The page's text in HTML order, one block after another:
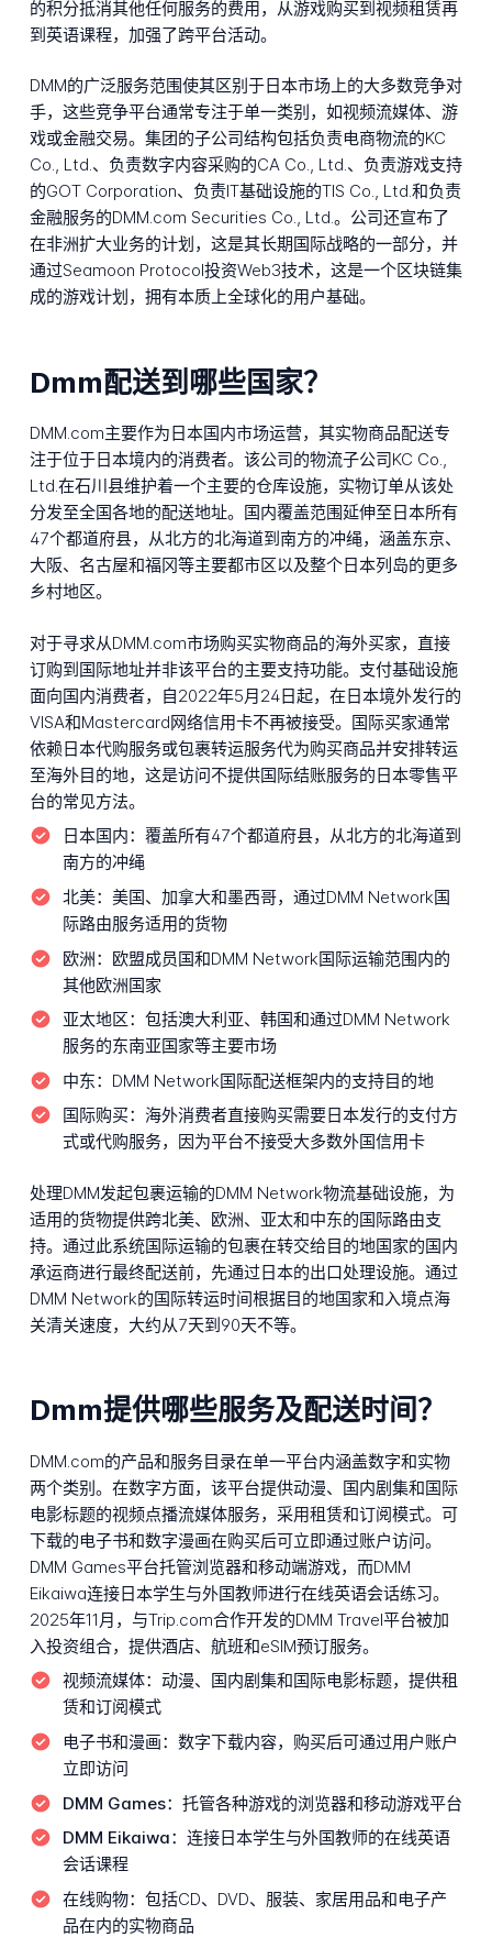
的积分抵消其他任何服务的费用，从游戏购买到视频租赁再
到英语课程，加强了跨平台活动。
DMM的广泛服务范围使其区别于日本市场上的大多数竞争对
手，这些竞争平台通常专注于单一类别，如视频流媒体、游
戏或金融交易。集团的子公司结构包括负责电商物流的KC
Co., Ltd.、负责数字内容采购的CA Co., Ltd.、负责游戏支持
的GOT Corporation、负责IT基础设施的TIS Co., Ltd.和负责
金融服务的DMM.com Securities Co., Ltd.。公司还宣布了
在非洲扩大业务的计划，这是其长期国际战略的一部分，并
通过Seamoon Protocol投资Web3技术，这是一个区块链集
成的游戏计划，拥有本质上全球化的用户基础。
Dmm配送到哪些国家？
DMM.com主要作为日本国内市场运营，其实物商品配送专
注于位于日本境内的消费者。该公司的物流子公司KC Co.,
Ltd.在石川县维护着一个主要的仓库设施，实物订单从该处
分发至全国各地的配送地址。国内覆盖范围延伸至日本所有
47个都道府县，从北方的北海道到南方的冲绳，涵盖东京、
大阪、名古屋和福冈等主要都市区以及整个日本列岛的更多
乡村地区。
对于寻求从DMM.com市场购买实物商品的海外买家，直接
订购到国际地址并非该平台的主要支持功能。支付基础设施
面向国内消费者，自2022年5月24日起，在日本境外发行的
VISA和Mastercard网络信用卡不再被接受。国际买家通常
依赖日本代购服务或包裹转运服务代为购买商品并安排转运
至海外目的地，这是访问不提供国际结账服务的日本零售平
台的常见方法。
日本国内： 覆盖所有47个都道府县，从北方的北海道到
南方的冲绳
北美： 美国、加拿大和墨西哥，通过DMM Network国
际路由服务适用的货物
欧洲： 欧盟成员国和DMM Network国际运输范围内的
其他欧洲国家
亚太地区： 包括澳大利亚、韩国和通过DMM Network
服务的东南亚国家等主要市场
中东： DMM Network国际配送框架内的支持目的地
国际购买： 海外消费者直接购买需要日本发行的支付方
式或代购服务，因为平台不接受大多数外国信用卡
处理DMM发起包裹运输的DMM Network物流基础设施，为
适用的货物提供跨北美、欧洲、亚太和中东的国际路由支
持。通过此系统国际运输的包裹在转交给目的地国家的国内
承运商进行最终配送前，先通过日本的出口处理设施。通过
DMM Network的国际转运时间根据目的地国家和入境点海
关清关速度，大约从7天到90天不等。
Dmm提供哪些服务及配送时间？
DMM.com的产品和服务目录在单一平台内涵盖数字和实物
两个类别。在数字方面，该平台提供动漫、国内剧集和国际
电影标题的视频点播流媒体服务，采用租赁和订阅模式。可
下载的电子书和数字漫画在购买后可立即通过账户访问。
DMM Games平台托管浏览器和移动端游戏，而DMM
Eikaiwa连接日本学生与外国教师进行在线英语会话练习。
2025年11月，与Trip.com合作开发的DMM Travel平台被加
入投资组合，提供酒店、航班和eSIM预订服务。
视频流媒体： 动漫、国内剧集和国际电影标题，提供租
赁和订阅模式
电子书和漫画： 数字下载内容，购买后可通过用户账户
立即访问
DMM Games： 托管各种游戏的浏览器和移动游戏平台
DMM Eikaiwa： 连接日本学生与外国教师的在线英语
会话课程
在线购物： 包括CD、DVD、服装、家居用品和电子产
品在内的实物商品